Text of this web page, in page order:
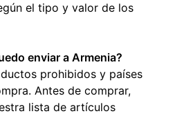
el tipo y valor de los
enviar a Armenia?
prohibidos y países
Antes de comprar,
lista de artículos